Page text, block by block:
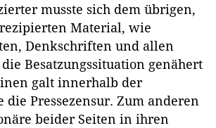
musste sich dem übrigen,
Material, wie
Denkschriften und allen
Besatzungssituation genähert
galt innerhalb der
die Pressezensur. Zum anderen
beider Seiten in ihren